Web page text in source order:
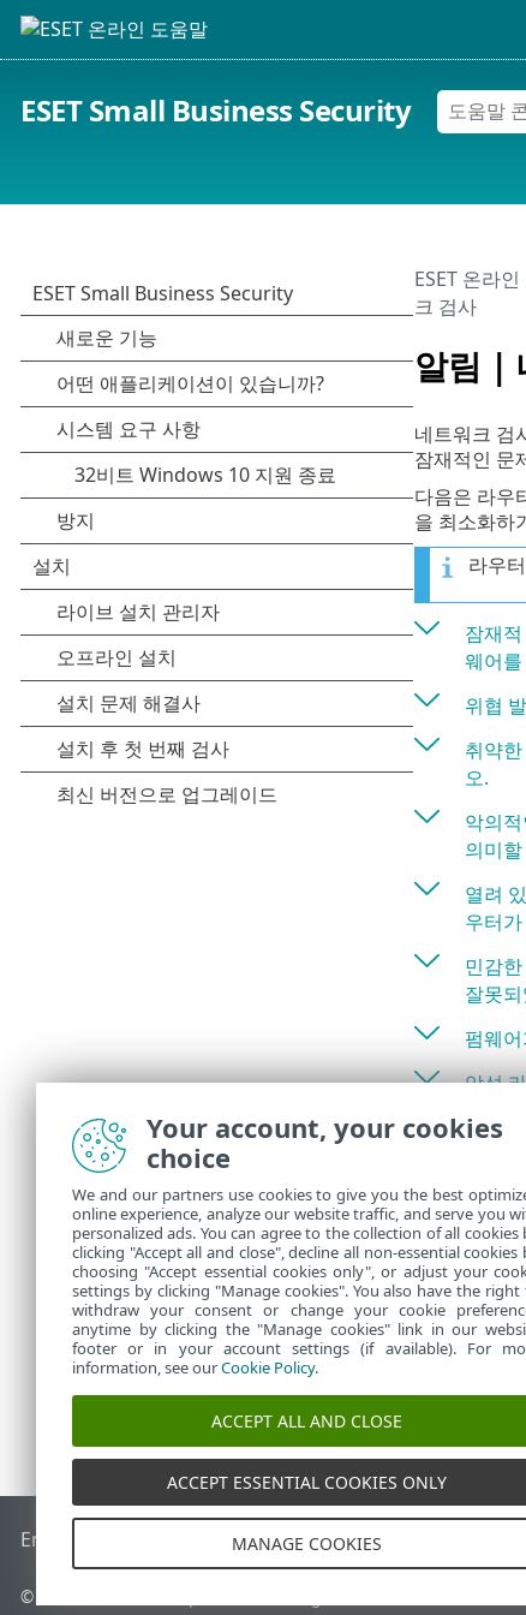
ESET Small Business Security
알림 |
ESET 온라
크 검사
네트워크 검
잠재적인 문
다음은 라우
을 최소화하
라우
잠재
웨어
위협
취약
오.
악의
의미
열려
우터
민감
잘못
펌웨
악성
손상
네트
다.
홈 네
End of Life ESET 지식 베이스ESET 포럼ESET Status Portal
© 1992 - 2026 ESET, spol. s r.o. - All rights reserved.
Your account, your cookies
choice
We and our partners use cookies to give you the best
online experience, analyze our website traffic, and serve you
personalized ads. You can agree to the collection of all cookies
clicking "Accept all and close", decline all non-essential cookies
choosing "Accept essential cookies only", or adjust your
settings by clicking "Manage cookies". You also have the right
withdraw your consent or change your cookie
anytime by clicking the "Manage cookies" link in our
footer or in your account settings (if available). For
information, see ourCookie Policy.
ACCEPT ALL AND CLOSE
ACCEPT ESSENTIAL COOKIES ONLY
MANAGE COOKIES